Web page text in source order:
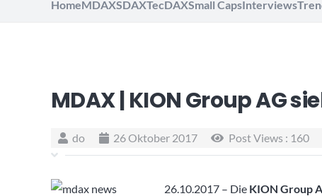
HomeMDAXSDAXTecDAXSmall CapsInterviews
MDAX | KION Group AG
do 26 Oktober 2017 Post Views : 160
26.10.2017 – Die KION Group